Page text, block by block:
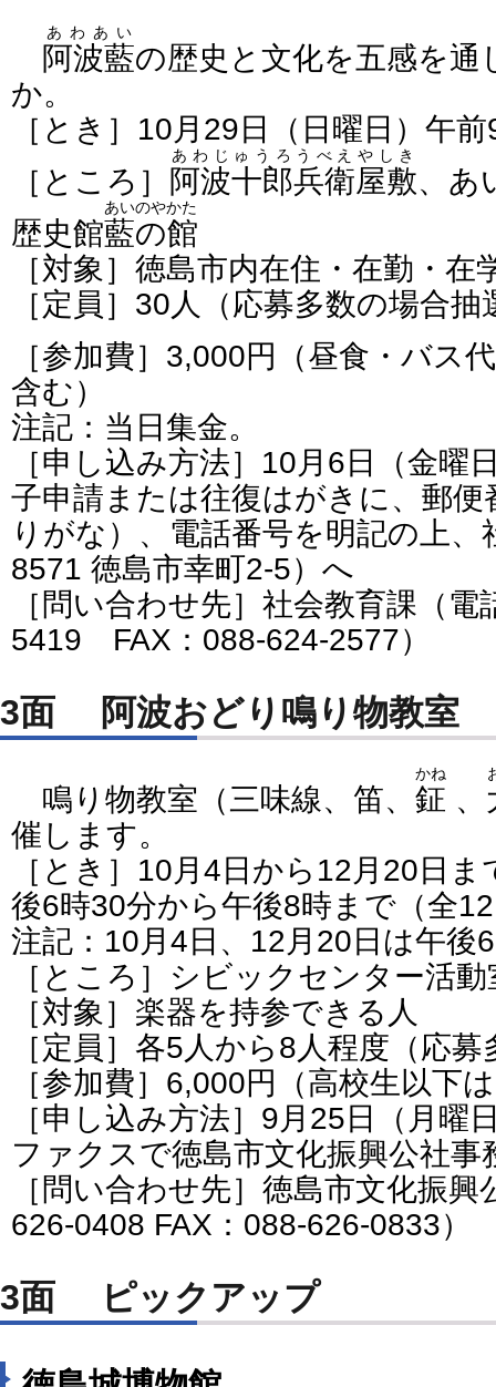
阿波藍
あわあい
の歴史と文化を五感を
か。
［とき］10月29日（日曜日）午
［ところ］
阿波十郎兵衛屋敷
あわじゅうろうべえやしき
、あ
歴史館藍の館
あいのやかた
［対象］徳島市内在住・在勤・在
［定員］30人（応募多数の場合抽
［参加費］3,000円（昼食・バス
含む）
注記：当日集金。
［申し込み方法］10月6日（金曜
子申請または往復はがきに、郵便
りがな）、電話番号を明記の上、
8571 徳島市幸町2-5）へ
［問い合わせ先］社会教育課（
5419 FAX：088-624-2577）
3面 阿波おどり鳴り物教室
鳴り物教室（三味線、笛、 鉦
かね
、
催します。
［とき］10月4日から12月20日
後6時30分から午後8時まで（全
注記：10月4日、12月20日は午後
［ところ］シビックセンター活
［対象］楽器を持参できる人
［定員］各5人から8人程度（応
［参加費］6,000円（高校生以下
［申し込み方法］9月25日（月曜
ファクスで徳島市文化振興公社事
［問い合わせ先］徳島市文化振
626-0408 FAX：088-626-0833）
3面 ピックアップ